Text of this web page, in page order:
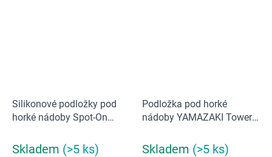
Silikonové podložky pod
horké nádoby Spot-On
Skladem (>5 ks)
Podložka pod horké
nádoby YAMAZAKI Tower
Skladem (>5 ks)